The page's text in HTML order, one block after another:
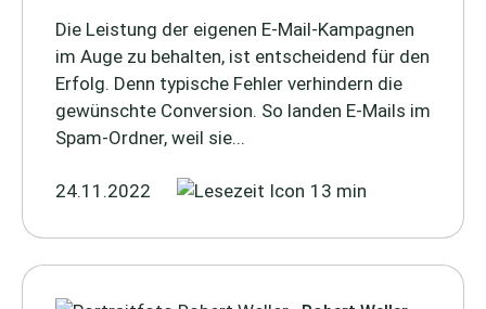
Die Leistung der eigenen E-Mail-Kampagnen
im Auge zu behalten, ist entscheidend für den
Erfolg. Denn typische Fehler verhindern die
gewünschte Conversion. So landen E-Mails im
Spam-Ordner, weil sie...
24.11.2022 13 min